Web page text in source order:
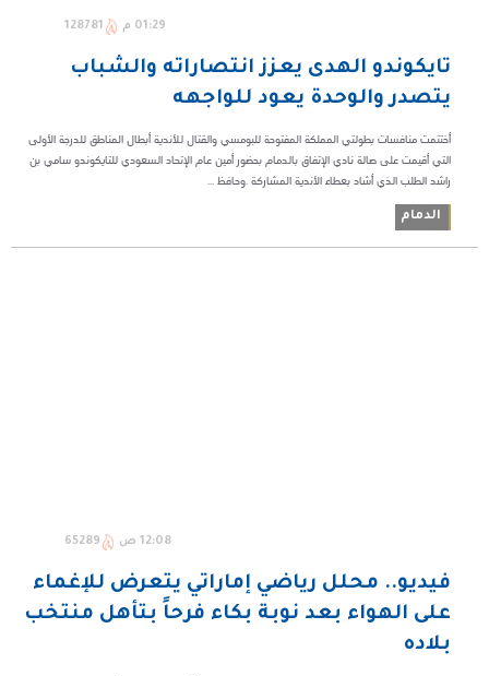
01:29 م 128781
تايكوندو الهدى يعزز انتصاراته والشباب
يتصدر والوحدة يعود للواجهه
أختتمت منافسات بطولتي المملكة المفتوحة للبومسي والقتال للأندية أبطال المناطق للدرجة الأولى
التي أقيمت على صالة نادي الإتفاق بالدمام بحضور أمين عام الإتحاد السعودي للتايكوندو سامي بن
راشد الطلب الذي أشاد بعطاء الأندية المشاركة .وحافظ ...
الدمام
12:08 ص 65289
فيديو.. محلل رياضي إماراتي يتعرض للإغماء
على الهواء بعد نوبة بكاء فرحاً بتأهل منتخب
بلاده